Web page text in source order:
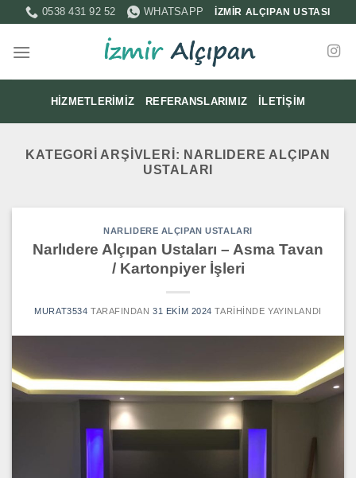
İçeriğe
0538 431 92 52 WHATSAPP İZMİR ALÇIPAN USTASI
HIZMETLERIMIZ REFERANSLARIMIZ İLETIŞIM
KATEGORI ARŞIVLERI: NARLIDERE ALÇIPAN
USTALARI
NARLIDERE ALÇIPAN USTALARI
Narlıdere Alçıpan Ustaları – Asma Tavan
/ Kartonpiyer İşleri
MURAT3534 TARAFINDAN 31 EKIM 2024 TARIHINDE YAYINLANDI